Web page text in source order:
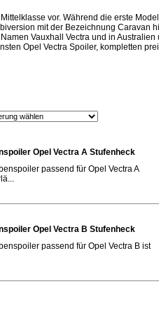
vor. Während die erste
mit der Bezeichnung Caravan
Vauxhall Vectra und in
Opel Vectra Spoiler, kompletten
Opel Vectra A Stufenheck
passend für Opel Vectra A
Opel Vectra B Stufenheck
passend für Opel Vectra B ist